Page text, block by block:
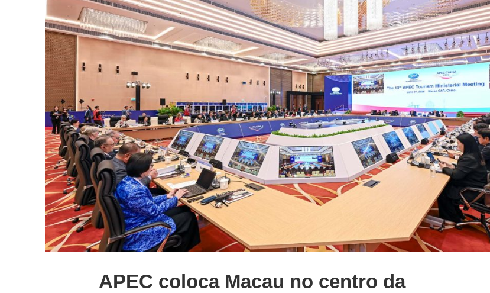
APEC coloca Macau no centro da